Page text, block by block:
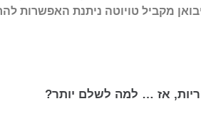
מקביל טויוטה ניתנת האפשרות
אז … למה לשלם יותר?